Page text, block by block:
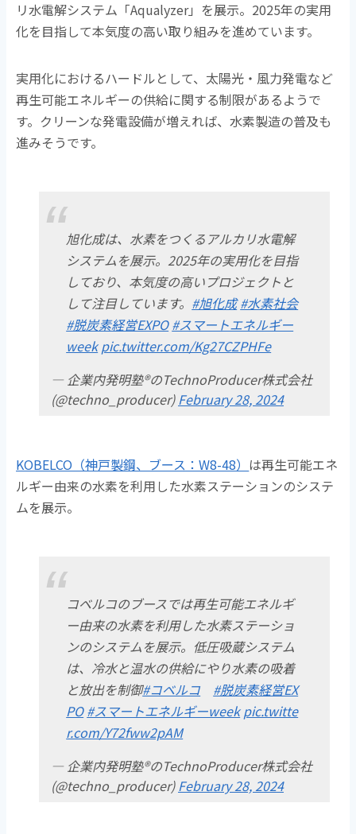
リ水電解システム「Aqualyzer」を展示。2025年の実用
化を目指して本気度の高い取り組みを進めています。
実用化におけるハードルとして、太陽光・風力発電など
再生可能エネルギーの供給に関する制限があるようで
す。クリーンな発電設備が増えれば、水素製造の普及も
進みそうです。
旭化成は、水素をつくるアルカリ水電解
システムを展示。2025年の実用化を目指
しており、本気度の高いプロジェクトと
して注目しています。 #旭化成 #水素社会
#脱炭素経営EXPO #スマートエネルギー
week pic.twitter.com/Kg27CZPHFe
— 企業内発明塾®のTechnoProducer株式会社
(@techno_producer)February 28, 2024
KOBELCO（神戸製鋼、ブース：W8-48） は再生可能エネ
ルギー由来の水素を利用した水素ステーションのシステ
ムを展示。
コベルコのブースでは再生可能エネルギ
ー由来の水素を利用した水素ステーショ
ンのシステムを展示。低圧吸蔵システム
は、冷水と温水の供給にやり水素の吸着
と放出を制御#コベルコ
#脱炭素経営EX
PO #スマートエネルギーweek pic.twitte
r.com/Y72fww2pAM
— 企業内発明塾®のTechnoProducer株式会社
(@techno_producer)February 28, 2024